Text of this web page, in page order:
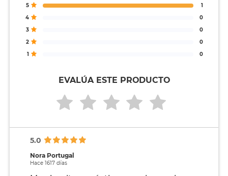
5
1
4
0
3
0
2
0
1
0
EVALÚA ESTE PRODUCTO
5.0
Nora Portugal
Hace 1617 días